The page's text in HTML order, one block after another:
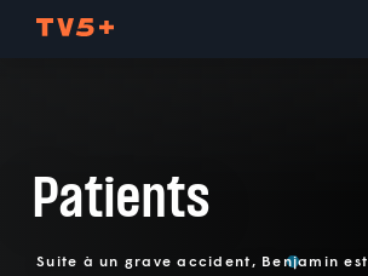
Patients
Suite à un grave accident, Benjamin est